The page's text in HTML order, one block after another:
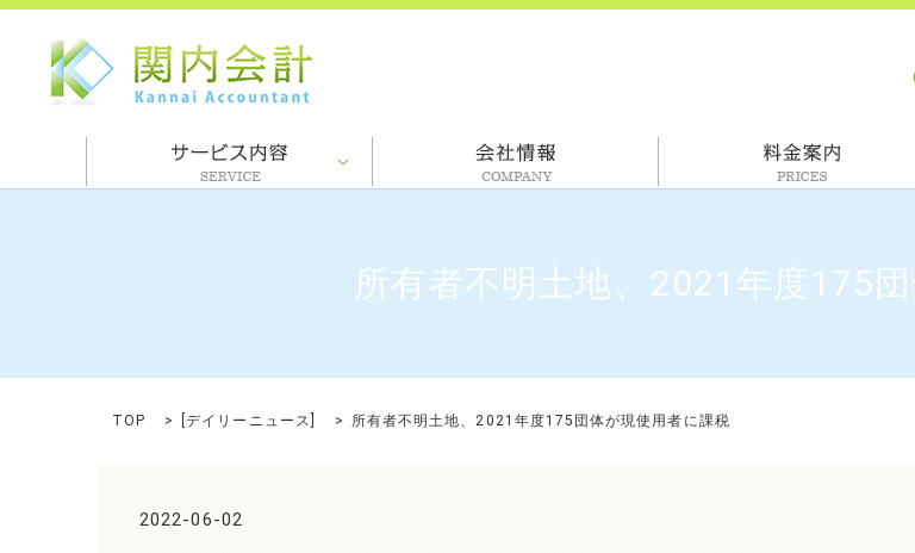
所有者不明土地、2021年度175
TOP [デイリーニュース 所有者不明土地、2021年度175団体が現使用者に課税
2022-06-02